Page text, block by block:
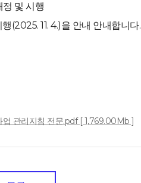
정 및 시행
(2025. 11. 4.)을 안내 안내합니다.
업 관리지침 전문.pdf [ 1,769.00Mb ]